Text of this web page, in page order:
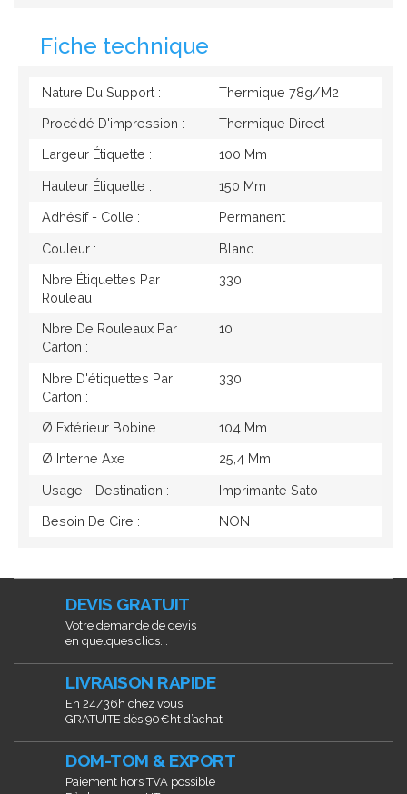
Fiche technique
Nature Du Support : Thermique 78g/M2
Procédé D'impression : Thermique Direct
Largeur Étiquette : 100 Mm
Hauteur Étiquette : 150 Mm
Adhésif - Colle : Permanent
Couleur : Blanc
Nbre Étiquettes Par
Rouleau
330
Nbre De Rouleaux Par
Carton :
10
Nbre D'étiquettes Par
Carton :
330
Ø Extérieur Bobine 104 Mm
Ø Interne Axe 25,4 Mm
Usage - Destination : Imprimante Sato
Besoin De Cire : NON
DEVIS GRATUIT
Votre demande de devis
en quelques clics...
LIVRAISON RAPIDE
En 24/36h chez vous
GRATUITE dès 90€ht d’achat
DOM-TOM & EXPORT
Paiement hors TVA possible